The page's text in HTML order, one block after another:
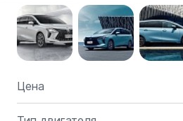
Цена